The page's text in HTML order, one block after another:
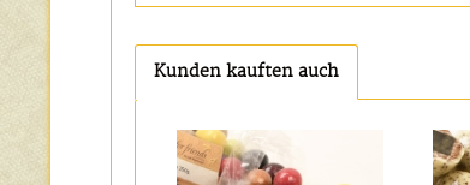
Kunden kauften auch